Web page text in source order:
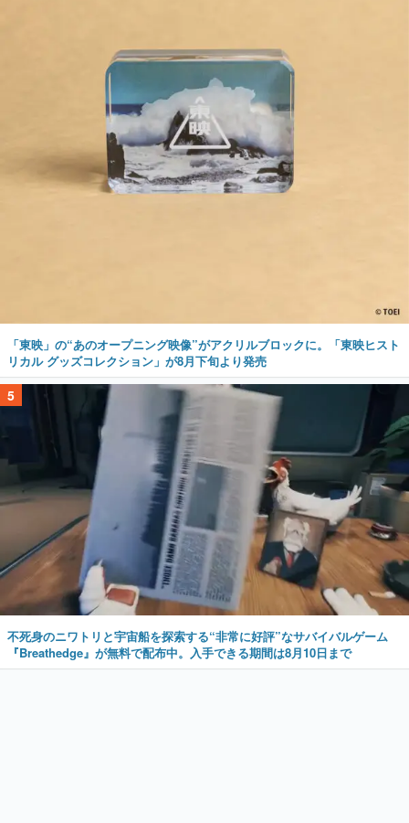
「東映」の“あのオープニング映像”がアクリルブロックに。「東映ヒスト
リカル グッズコレクション」が8月下旬より発売
5
不死身のニワトリと宇宙船を探索する“非常に好評”なサバイバルゲーム
『Breathedge』が無料で配布中。入手できる期間は8月10日まで